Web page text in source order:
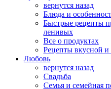
вернутся назад
Блюда и
Быстрые рецепты
ленивых
Все о продуктах
Рецепты вкусной
Любовь
вернутся назад
Свадьба
Семья и семейная